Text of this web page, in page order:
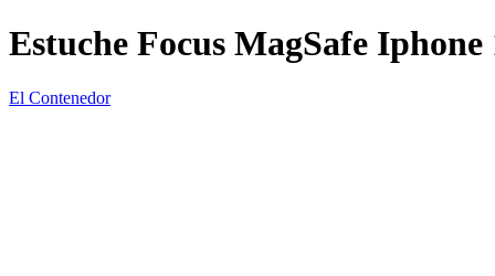
Estuche Focus MagSafe Iphone
El Contenedor